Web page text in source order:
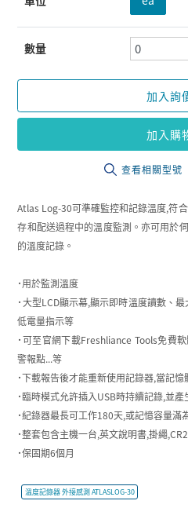
數量
加入詢
加入購
查看相關型號
Atlas Log-30可準確監控和記錄溫度,符
存和配送過程中的溫度監測。亦可用於
的溫度記錄。
˙用於監測溫度
˙大型LCD顯示幕,顯示即時溫度讀數、
低電量指示等
˙可至官網下載Freshliance Tools免費
警報點...等
˙下載報告後才能重新使用記錄器,當記
˙臨時模式允許插入USB時持續記錄,並產
˙紀錄器最長可工作180天,或記憶容量滿
˙整套包含主機一台,英文說明書,掛繩
˙保固期6個月
溫度記錄器 外接感測 ATLASLOG-30